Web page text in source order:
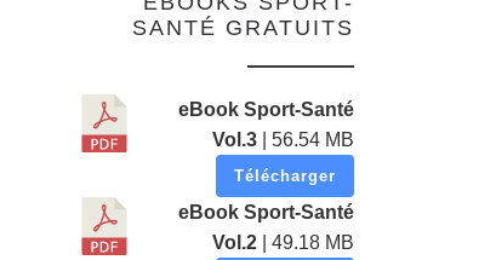
SANTÉ GRATUITS
eBook Sport-Santé
Vol.3 | 56.54 MB
Télécharger
eBook Sport-Santé
Vol.2 | 49.18 MB